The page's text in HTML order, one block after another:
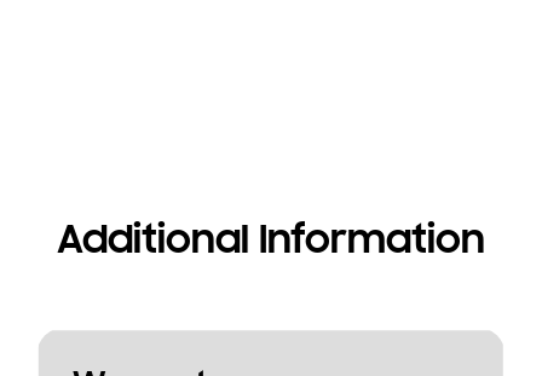
Additional Information